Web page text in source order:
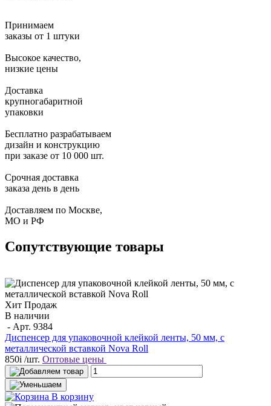
Принимаем
заказы от 1 штуки
Высокое качество,
низкие цены
Доставка
крупногабаритной
упаковки
Бесплатно разрабатываем
дизайн и конструкцию
при заказе от 10 000 шт.
Срочная доставка
заказа день в день
Доставляем по Москве,
МО и РФ
Сопутствующие товары
Хит Продаж
В наличии
- Арт. 9384
Диспенсер для упаковочной клейкой ленты, 50 мм, с
металлической вставкой Nova Roll
850i /шт. Оптовые цены
В корзину